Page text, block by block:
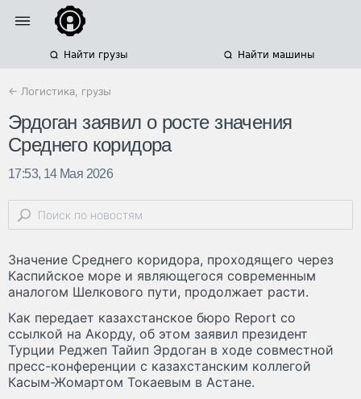
Найти грузы Найти машины
← Логистика, грузы
Эрдоган заявил о росте значения
Среднего коридора
17:53, 14 Мая 2026
Значение Среднего коридора, проходящего через
Каспийское море и являющегося современным
аналогом Шелкового пути, продолжает расти.
Как передает казахстанское бюро Report со
ссылкой на Акорду, об этом заявил президент
Турции Реджеп Тайип Эрдоган в ходе совместной
пресс-конференции с казахстанским коллегой
Касым-Жомартом Токаевым в Астане.